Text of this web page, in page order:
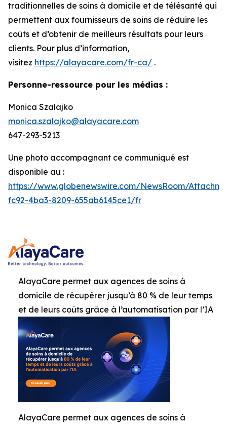
traditionnelles de soins à domicile et de télésanté qui
permettent aux fournisseurs de soins de réduire les
coûts et d’obtenir de meilleurs résultats pour leurs
clients. Pour plus d’information,
visitez https://alayacare.com/fr-ca/ .
Personne-ressource pour les médias :
Monica Szalajko
monica.szalajko@alayacare.com
647-293-5213
Une photo accompagnant ce communiqué est
disponible au :
https://www.globenewswire.com/NewsRoom/
fc92-4ba3-8209-655ab6145ce1/fr
AlayaCare permet aux agences de soins à
domicile de récupérer jusqu’à 80 % de leur temps
et de leurs coûts grâce à l’automatisation par l’IA
AlayaCare permet aux agences de soins à